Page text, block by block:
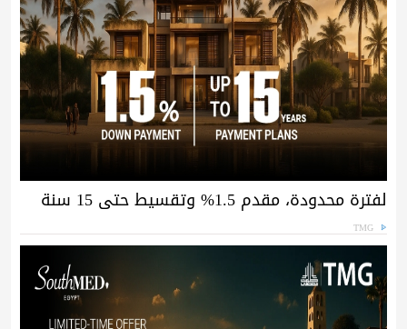
لفترة محدودة، مقدم 1.5% وتقسيط حتى 15 سنة
TMG